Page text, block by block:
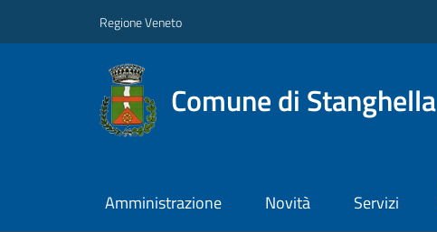
Regione Veneto
Comune di Stanghella
Amministrazione Novità Servizi